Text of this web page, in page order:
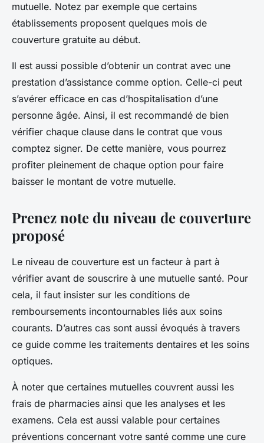
mutuelle. Notez par exemple que certains
établissements proposent quelques mois de
couverture gratuite au début.
Il est aussi possible d’obtenir un contrat avec une
prestation d’assistance comme option. Celle-ci peut
s’avérer efficace en cas d’hospitalisation d’une
personne âgée. Ainsi, il est recommandé de bien
vérifier chaque clause dans le contrat que vous
comptez signer. De cette manière, vous pourrez
profiter pleinement de chaque option pour faire
baisser le montant de votre mutuelle.
Prenez note du niveau de couverture
proposé
Le niveau de couverture est un facteur à part à
vérifier avant de souscrire à une mutuelle santé. Pour
cela, il faut insister sur les conditions de
remboursements incontournables liés aux soins
courants. D’autres cas sont aussi évoqués à travers
ce guide comme les traitements dentaires et les soins
optiques.
À noter que certaines mutuelles couvrent aussi les
frais de pharmacies ainsi que les analyses et les
examens. Cela est aussi valable pour certaines
préventions concernant votre santé comme une cure